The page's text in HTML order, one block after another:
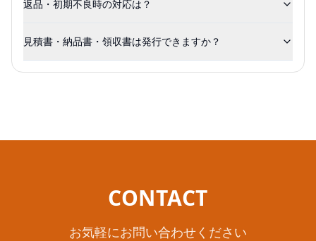
返品・初期不良時の対応は？
見積書・納品書・領収書は発行できますか？
CONTACT
お気軽にお問い合わせください